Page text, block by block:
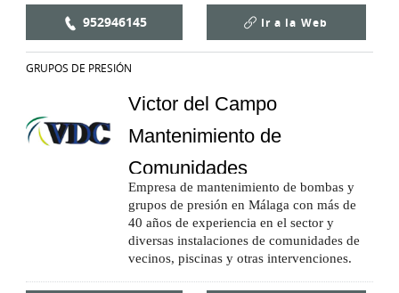
952946145 Ir a la Web
GRUPOS DE PRESIÓN
Victor del Campo
Mantenimiento de
Comunidades
Empresa de mantenimiento de bombas y
grupos de presión en Málaga con más de
40 años de experiencia en el sector y
diversas instalaciones de comunidades de
vecinos, piscinas y otras intervenciones.